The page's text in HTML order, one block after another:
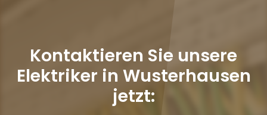
Kontaktieren Sie unsere
Elektriker in Wusterhausen
jetzt: